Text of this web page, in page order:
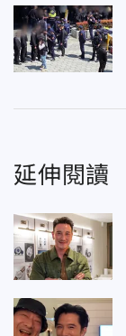
延伸閱讀